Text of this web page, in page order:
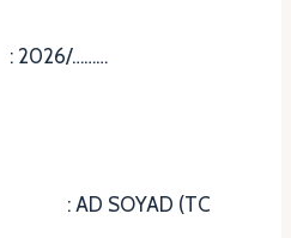
………
: AD SOYAD (TC